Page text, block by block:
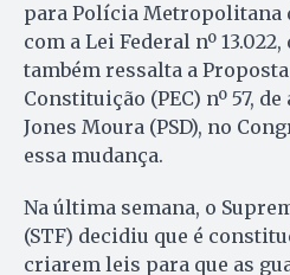
para Polícia Metropolitana
com a Lei Federal nº
também ressalta a
Constituição (PEC) nº 57,
Jones Moura (PSD), no
essa mudança.
Na última semana, o
(STF) decidiu que é
criarem leis para que as